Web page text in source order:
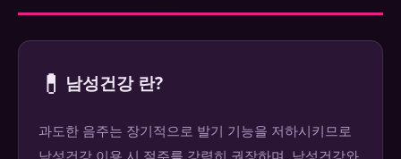
💊 남성건강 란?
과도한 음주는 장기적으로 발기 기능을 저하시키므로
남성건강 이용 시 절주를 강력히 권장하며, 남성건강와